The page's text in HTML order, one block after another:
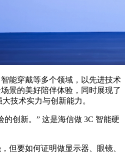
能穿戴等多个领域，以先进技术
景的美好陪伴体验，同时展现了
技术实力与创新能力。
的创新。” 这是海信做 3C 智能硬
但要如何证明做显示器、眼镜、